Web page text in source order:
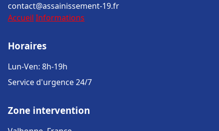
contact@assainissement-19.fr
Accueil Informations
Horaires
Lun-Ven: 8h-19h
Service d'urgence 24/7
Zone intervention